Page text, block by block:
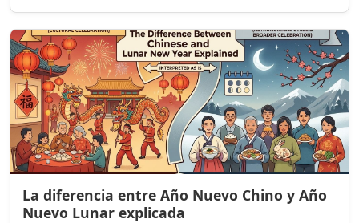
La diferencia entre Año Nuevo Chino y Año
Nuevo Lunar explicada